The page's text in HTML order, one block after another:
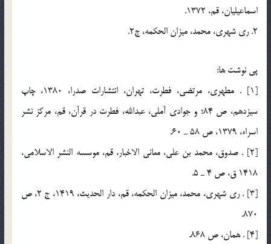
اسماعيليان، قم، 1372.
2. ري شهري، محمد، ميزان الحکمه، ج2.
پي نوشت ها:
[1] . مطهري، مرتضي، فطرت، تهران، انتشارات صدرا، 1380، چاپ
سيزدهم، ص 84؛ و جوادي آملي، عبدالله، فطرت در قرآن، قم، مركز نشر
اسراء، 1379، ص 58 ـ 60.
[2] . صدوق، محمد بن علي، معاني الاخبار، قم، موسسه النشر الاسلامي،
1418 ق، ص 4 ـ 5.
[3] . ري شهري، محمد، ميزان الحكمه، قم، دار الحديث، 1419، ج 2، ص
870.
[4] . همان، ص 868.